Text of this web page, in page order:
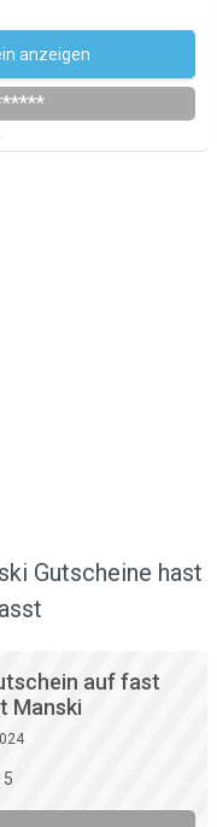
anzeigen
Gutscheine hast
auf fast
Manski